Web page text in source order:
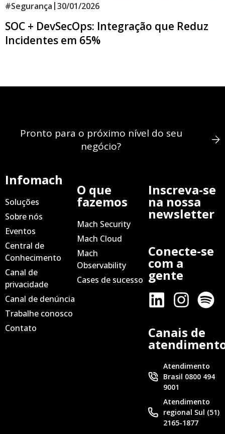
#Segurança |30/01/2026
SOC + DevSecOps: Integração que Reduz
Incidentes em 65%
Pronto para o próximo nível do seu
negócio?
Infomach
Soluções
Sobre nós
Eventos
Central de
Conhecimento
Canal de
privacidade
Canal de denúncia
Trabalhe conosco
Contato
O que
fazemos
Mach Security
Mach Cloud
Mach
Observability
Cases de sucesso
Inscreva-se
na nossa
newsletter
Conecte-se
com a
gente
Canais de
Atendimento
Brasil 0800 494
9001
Atendimento
regional Sul (51)
2165-1877